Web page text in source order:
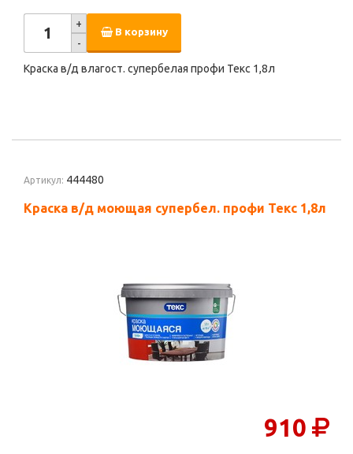
+
-
В корзину
Краска в/д влагост. супербелая профи Текс 1,8л
Артикул: 444480
Краска в/д моющая супербел. профи Текс 1,8л
910